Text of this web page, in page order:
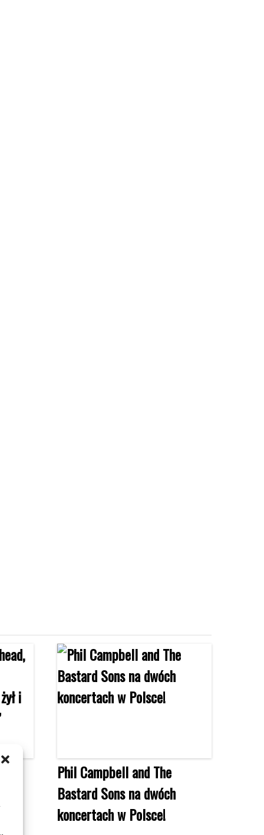
i
Phil Campbell and The
Bastard Sons na dwóch
koncertach w Polsce!